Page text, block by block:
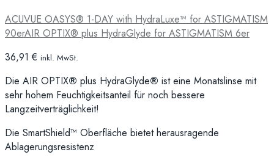
ACUVUE OASYS® 1-DAY with HydraLuxe™ for ASTIGMATISM
90erAIR OPTIX® plus HydraGlyde for ASTIGMATISM 6er
36,91€ inkl. MwSt.
Die AIR OPTIX® plus HydraGlyde® ist eine Monatslinse mit
sehr hohem Feuchtigkeitsanteil für noch bessere
Langzeitverträglichkeit!
Die SmartShield™ Oberfläche bietet herausragende
Ablagerungsresistenz